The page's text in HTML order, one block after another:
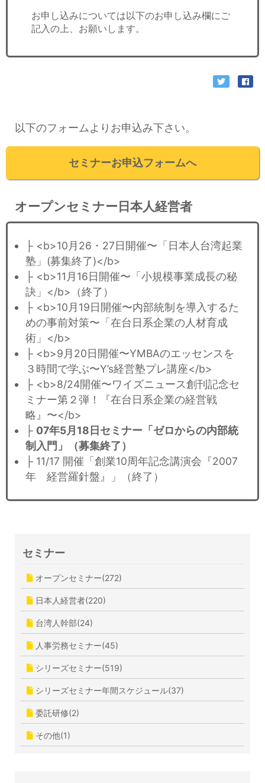
お申し込みについては以下のお申し込み欄にご
記入の上、お願いします。
以下のフォームよりお申込み下さい。
セミナーお申込フォームへ
オープンセミナー日本人経営者
├ <b>10月26・27日開催〜「日本人台湾起業
塾」(募集終了)</b>
├ <b>11月16日開催〜「小規模事業成長の秘
訣」</b>（終了）
├ <b>10月19日開催〜内部統制を導入するた
めの事前対策〜「在台日系企業の人材育成
術」</b>
├ <b>9月20日開催〜YMBAのエッセンスを
３時間で学ぶ〜Y’s経営塾プレ講座</b>
├ <b>8/24開催〜ワイズニュース創刊記念セ
ミナー第２弾！『在台日系企業の経営戦
略』〜</b>
├ 07年5月18日セミナー「ゼロからの内部統
制入門」（募集終了）
├ 11/17 開催「創業10周年記念講演会『2007
年 経営羅針盤』」（終了）
セミナー
オープンセミナー(272)
日本人経営者(220)
台湾人幹部(24)
人事労務セミナー(45)
シリーズセミナー(519)
シリーズセミナー年間スケジュール(37)
委託研修(2)
その他(1)